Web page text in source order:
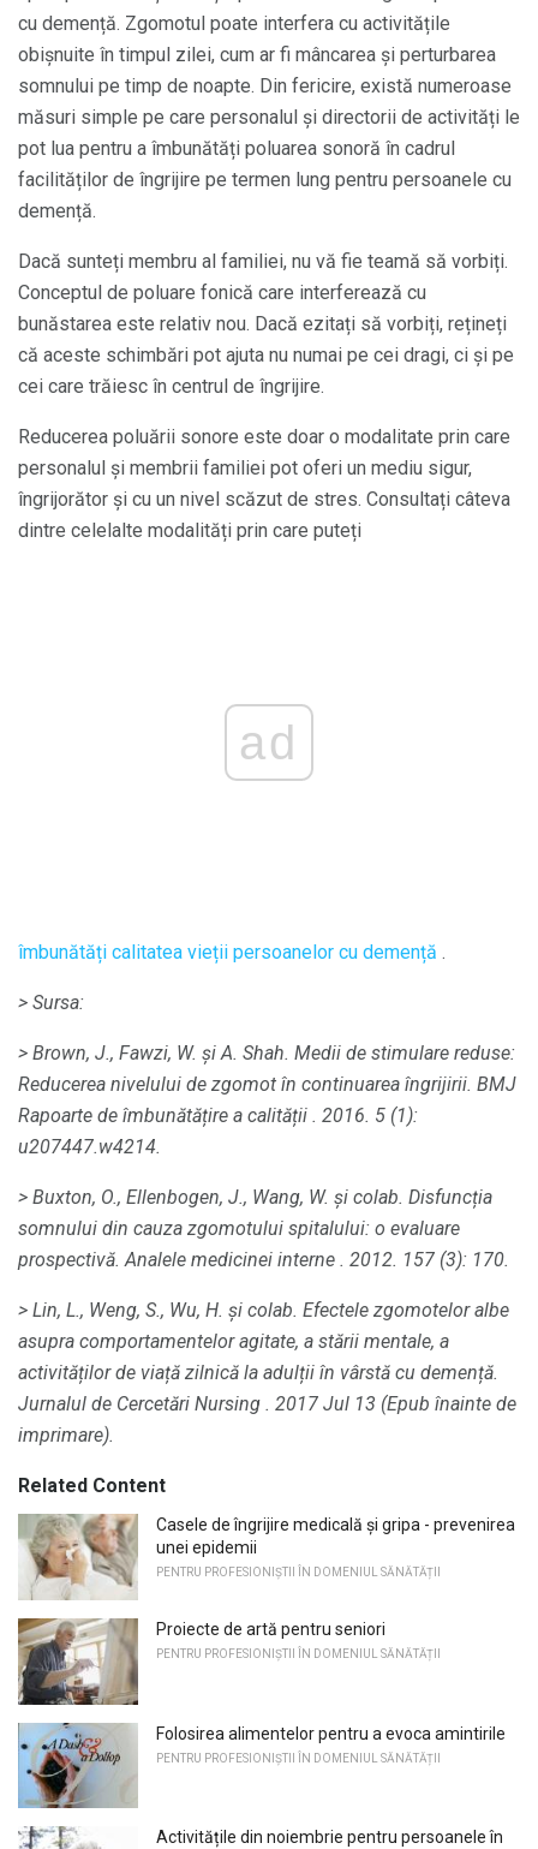
cu demență. Zgomotul poate interfera cu activitățile
obișnuite în timpul zilei, cum ar fi mâncarea și perturbarea
somnului pe timp de noapte. Din fericire, există numeroase
măsuri simple pe care personalul și directorii de activități le
pot lua pentru a îmbunătăți poluarea sonoră în cadrul
facilităților de îngrijire pe termen lung pentru persoanele cu
demență.
Dacă sunteți membru al familiei, nu vă fie teamă să vorbiți.
Conceptul de poluare fonică care interferează cu
bunăstarea este relativ nou. Dacă ezitați să vorbiți, rețineți
că aceste schimbări pot ajuta nu numai pe cei dragi, ci și pe
cei care trăiesc în centrul de îngrijire.
Reducerea poluării sonore este doar o modalitate prin care
personalul și membrii familiei pot oferi un mediu sigur,
îngrijorător și cu un nivel scăzut de stres. Consultați câteva
dintre celelalte modalități prin care puteți
ad
îmbunătăți calitatea vieții persoanelor cu demență .
> Sursa:
> Brown, J., Fawzi, W. și A. Shah. Medii de stimulare reduse:
Reducerea nivelului de zgomot în continuarea îngrijirii. BMJ
Rapoarte de îmbunătățire a calității . 2016. 5 (1):
u207447.w4214.
> Buxton, O., Ellenbogen, J., Wang, W. și colab. Disfuncția
somnului din cauza zgomotului spitalului: o evaluare
prospectivă. Analele medicinei interne . 2012. 157 (3): 170.
> Lin, L., Weng, S., Wu, H. și colab. Efectele zgomotelor albe
asupra comportamentelor agitate, a stării mentale, a
activităților de viață zilnică la adulții în vârstă cu demență.
Jurnalul de Cercetări Nursing . 2017 Jul 13 (Epub înainte de
imprimare).
Related Content
Casele de îngrijire medicală și gripa - prevenirea
unei epidemii
PENTRU PROFESIONIȘTII ÎN DOMENIUL SĂNĂTĂȚII
Proiecte de artă pentru seniori
PENTRU PROFESIONIȘTII ÎN DOMENIUL SĂNĂTĂȚII
Folosirea alimentelor pentru a evoca amintirile
PENTRU PROFESIONIȘTII ÎN DOMENIUL SĂNĂTĂȚII
Activitățile din noiembrie pentru persoanele în